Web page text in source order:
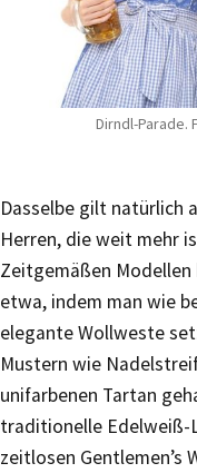
Dirndl-Parade.
Dasselbe gilt natürlich
Herren, die weit mehr
Zeitgemäßen
etwa, indem man wie
elegante Wollweste
Mustern wie
unifarbenen Tartan
traditionelle Edelweiß-
zeitlosen Gentlemen’s